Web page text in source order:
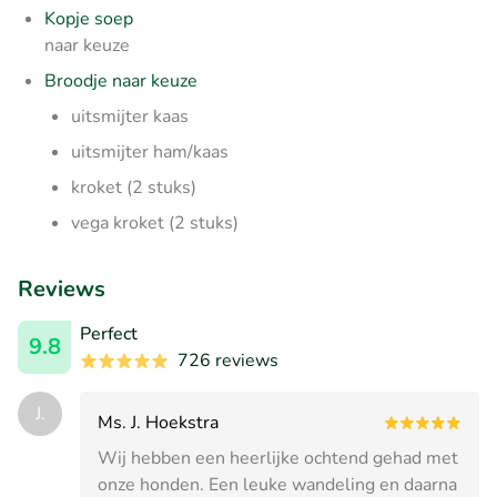
Kopje soep
naar keuze
Broodje naar keuze
uitsmijter kaas
uitsmijter ham/kaas
kroket (2 stuks)
vega kroket (2 stuks)
Reviews
9.8
Perfect
726 reviews
J.
Ms. J. Hoekstra
Wij hebben een heerlijke ochtend gehad met
onze honden. Een leuke wandeling en daarna